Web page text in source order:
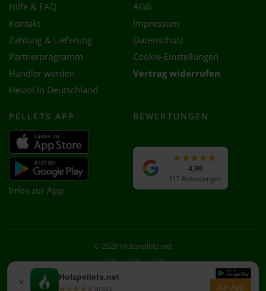
× Holzpellets.net
★★★★★
★★★★★ gratis Zur App
Hilfe & FAQ
Kontakt
Zahlung & Lieferung
Partnerprogramm
Händler werden
Heizöl in Deutschland
AGB
Impressum
Datenschutz
Cookie-Einstellungen
Vertrag widerrufen
PELLETS APP
Infos zur App
BEWERTUNGEN
4,90
317 Bewertungen
© 2026 Holzpellets.net
Facebook